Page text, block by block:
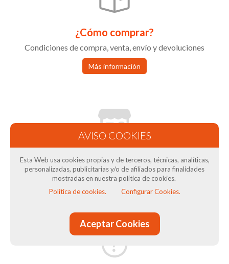
¿Cómo comprar?
Condiciones de compra, venta, envío y devoluciones
Más información
Condiciones de Venta
Términos y condiciones tienda online
Más información
Esta Web usa cookies propias y de terceros, técnicas, analíticas,
personalizadas, publicitarias y/o de afiliados para finalidades
mostradas en nuestra política de cookies.
Política de cookies.
Configurar Cookies.
Aceptar Cookies